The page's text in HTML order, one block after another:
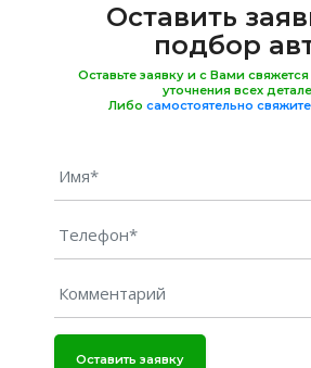
Оставить
подбор
Оставьте заявку и с Вами
уточнения всех
Либо самостоятельно
Оставить заявку